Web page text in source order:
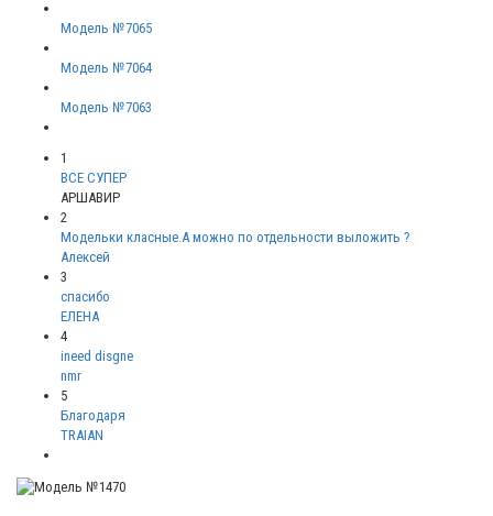
Модель №7065
Модель №7064
Модель №7063
1
ВСЕ СУПЕР
АРШАВИР
2
Модельки класные.А можно по отдельности выложить ?
Алексей
3
спасибо
ЕЛЕНА
4
ineed disgne
nmr
5
Благодаря
TRAIAN